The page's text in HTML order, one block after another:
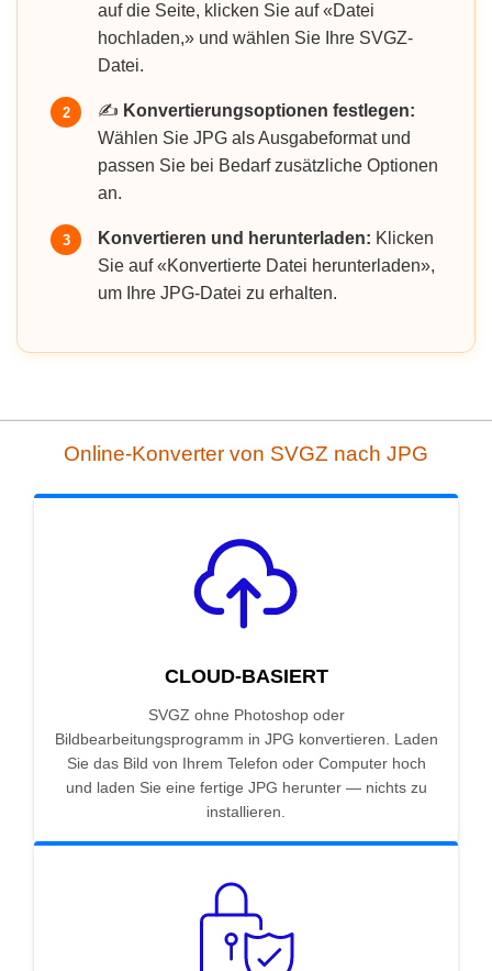
auf die Seite, klicken Sie auf «Datei
hochladen,» und wählen Sie Ihre SVGZ-
Datei.
2 ✍️ Konvertierungsoptionen festlegen:
Wählen Sie JPG als Ausgabeformat und
passen Sie bei Bedarf zusätzliche Optionen
an.
3 Konvertieren und herunterladen: Klicken
Sie auf «Konvertierte Datei herunterladen»,
um Ihre JPG-Datei zu erhalten.
Online-Konverter von SVGZ nach JPG
CLOUD-BASIERT
SVGZ ohne Photoshop oder
Bildbearbeitungsprogramm in JPG konvertieren. Laden
Sie das Bild von Ihrem Telefon oder Computer hoch
und laden Sie eine fertige JPG herunter — nichts zu
installieren.